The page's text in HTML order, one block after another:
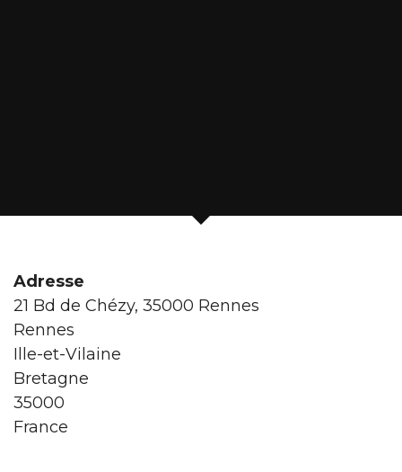
Adresse
21 Bd de Chézy, 35000 Rennes
Rennes
Ille-et-Vilaine
Bretagne
35000
France